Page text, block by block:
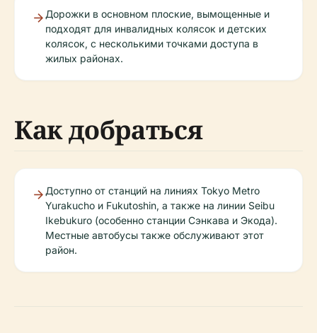
Дорожки в основном плоские, вымощенные и
подходят для инвалидных колясок и детских
колясок, с несколькими точками доступа в
жилых районах.
Как добраться
Доступно от станций на линиях Tokyo Metro
Yurakucho и Fukutoshin, а также на линии Seibu
Ikebukuro (особенно станции Сэнкава и Экода).
Местные автобусы также обслуживают этот
район.